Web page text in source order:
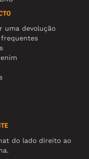
uma devolução
frequentes
do lado direito ao